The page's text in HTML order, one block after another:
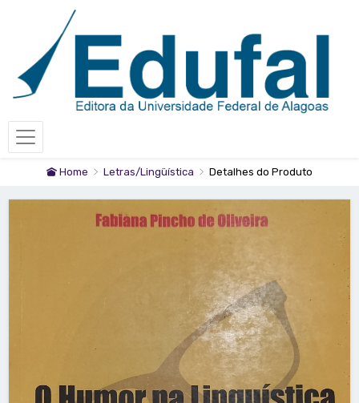
Home Letras/Lingüística Detalhes do Produto